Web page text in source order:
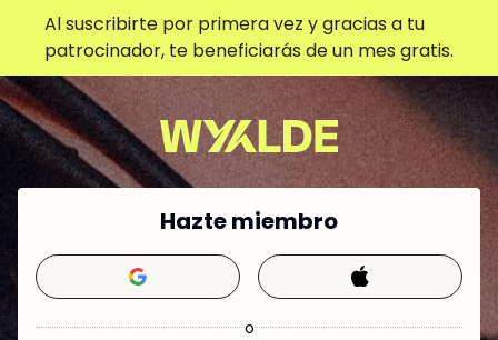
Al suscribirte por primera vez y gracias a tu
patrocinador, te beneficiarás de un mes gratis.
Hazte miembro
o